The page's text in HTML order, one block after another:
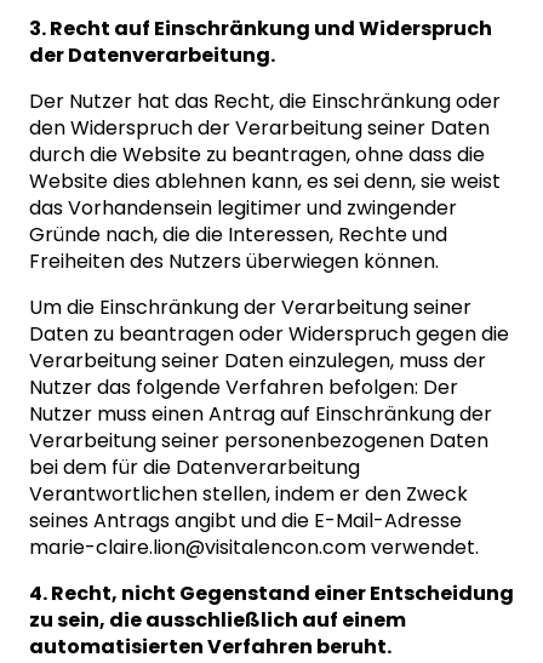
3. Recht auf Einschränkung und Widerspruch
der Datenverarbeitung.
Der Nutzer hat das Recht, die Einschränkung oder
den Widerspruch der Verarbeitung seiner Daten
durch die Website zu beantragen, ohne dass die
Website dies ablehnen kann, es sei denn, sie weist
das Vorhandensein legitimer und zwingender
Gründe nach, die die Interessen, Rechte und
Freiheiten des Nutzers überwiegen können.
Um die Einschränkung der Verarbeitung seiner
Daten zu beantragen oder Widerspruch gegen die
Verarbeitung seiner Daten einzulegen, muss der
Nutzer das folgende Verfahren befolgen: Der
Nutzer muss einen Antrag auf Einschränkung der
Verarbeitung seiner personenbezogenen Daten
bei dem für die Datenverarbeitung
Verantwortlichen stellen, indem er den Zweck
seines Antrags angibt und die E-Mail-Adresse
marie-claire.lion@visitalencon.comverwendet.
4. Recht, nicht Gegenstand einer Entscheidung
zu sein, die ausschließlich auf einem
automatisierten Verfahren beruht.